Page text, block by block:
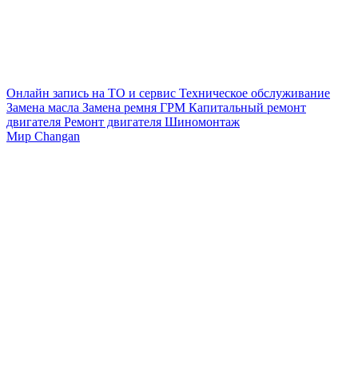
Онлайн запись на ТО и сервис Техническое обслуживание
Замена масла Замена ремня ГРМ Капитальный ремонт
двигателя Ремонт двигателя Шиномонтаж
Мир Changan